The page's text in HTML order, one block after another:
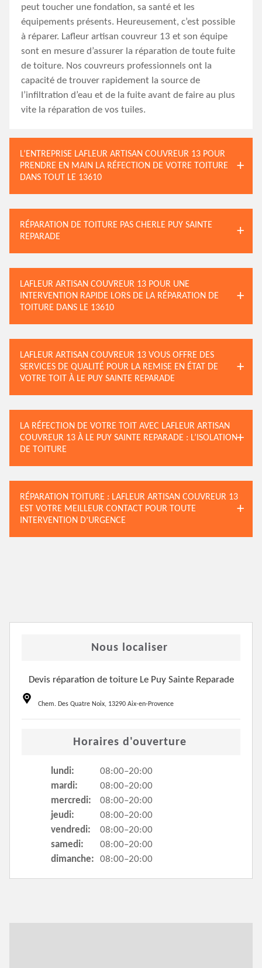
peut toucher une fondation, sa santé et les
équipements présents. Heureusement, c’est possible
à réparer. Lafleur artisan couvreur 13 et son équipe
sont en mesure d’assurer la réparation de toute fuite
de toiture. Nos couvreurs professionnels ont la
capacité de trouver rapidement la source de
l’infiltration d’eau et de la fuite avant de faire au plus
vite la réparation de vos tuiles.
L’ENTREPRISE LAFLEUR ARTISAN COUVREUR 13 POUR
PRENDRE EN MAIN LA RÉFECTION DE VOTRE TOITURE
DANS TOUT LE 13610
RÉPARATION DE TOITURE PAS CHERLE PUY SAINTE
REPARADE
LAFLEUR ARTISAN COUVREUR 13 POUR UNE
INTERVENTION RAPIDE LORS DE LA RÉPARATION DE
TOITURE DANS LE 13610
LAFLEUR ARTISAN COUVREUR 13 VOUS OFFRE DES
SERVICES DE QUALITÉ POUR LA REMISE EN ÉTAT DE
VOTRE TOIT À LE PUY SAINTE REPARADE
LA RÉFECTION DE VOTRE TOIT AVEC LAFLEUR ARTISAN
COUVREUR 13 À LE PUY SAINTE REPARADE : L’ISOLATION
DE TOITURE
RÉPARATION TOITURE : LAFLEUR ARTISAN COUVREUR 13
EST VOTRE MEILLEUR CONTACT POUR TOUTE
INTERVENTION D’URGENCE
Nous localiser
Devis réparation de toiture Le Puy Sainte Reparade
Chem. Des Quatre Noix, 13290 Aix-en-Provence
Horaires d'ouverture
lundi:
08:00–20:00
mardi:
08:00–20:00
mercredi:
08:00–20:00
jeudi:
08:00–20:00
vendredi:
08:00–20:00
samedi:
08:00–20:00
dimanche:
08:00–20:00